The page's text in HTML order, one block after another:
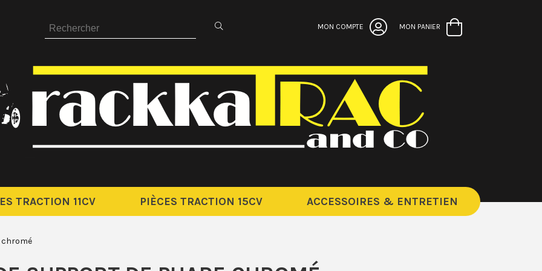
MON COMPTE MON PANIER
TRACTION 11CV PIÈCES TRACTION 15CV ACCESSOIRES & ENTRETIEN
chromé